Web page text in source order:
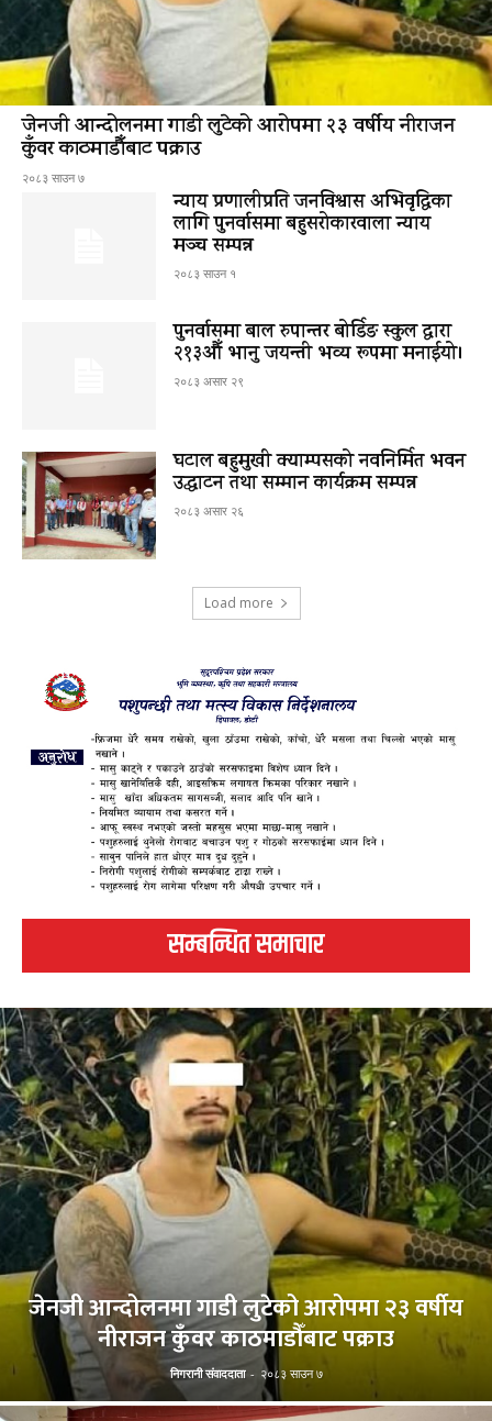
जेनजी आन्दोलनमा गाडी लुटेको आरोपमा २३ वर्षीय नीराजन
कुँवर काठमाडौँबाट पक्राउ
२०८३ साउन ७
न्याय प्रणालीप्रति जनविश्वास अभिवृद्धिका
लागि पुनर्वासमा बहुसरोकारवाला न्याय
मञ्च सम्पन्न
२०८३ साउन १
पुनर्वासमा बाल रुपान्तर बोर्डिङ स्कुल द्धारा
२१३औँ भानु जयन्ती भव्य रूपमा मनाईयो।
२०८३ असार २९
घटाल बहुमुखी क्याम्पसको नवनिर्मित भवन
उद्घाटन तथा सम्मान कार्यक्रम सम्पन्न
२०८३ असार २६
Load more
सम्बन्धित समाचार
जेनजी आन्दोलनमा गाडी लुटेको आरोपमा २३ वर्षीय
नीराजन कुँवर काठमाडौँबाट पक्राउ
निगरानी संवाददाता - २०८३ साउन ७